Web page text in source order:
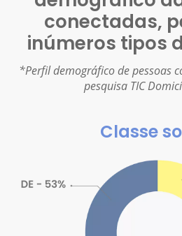
conectadas,
inúmeros tipos
*Perfil demográfico de pessoas
pesquisa TIC
Classe